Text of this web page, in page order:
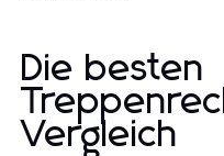
Die besten
Vergleich